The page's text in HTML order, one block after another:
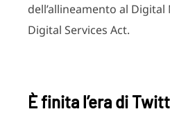
dell’allineamento al Digital
Digital Services Act.
È finita l’era di